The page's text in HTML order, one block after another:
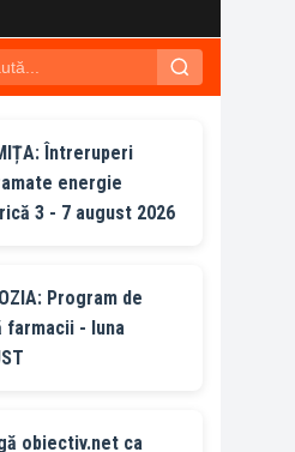
Întreruperi
energie
3 - 7 august 2026
Program de
farmacii - luna
obiectiv.net ca